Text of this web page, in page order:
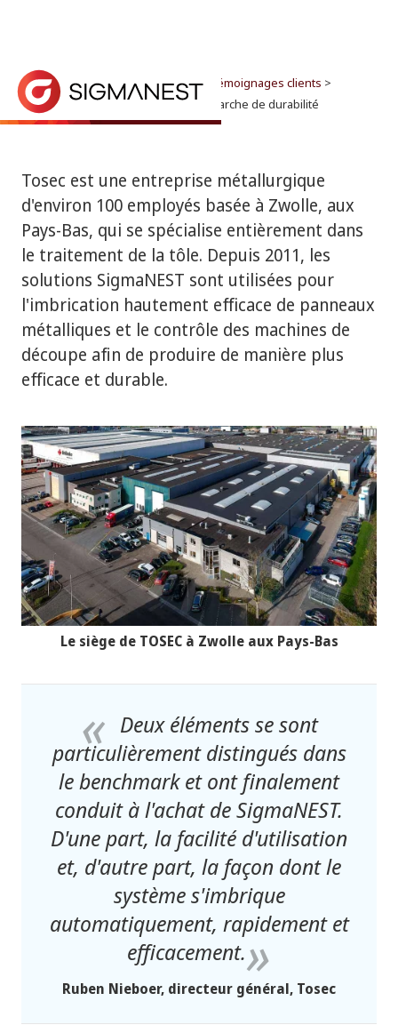
Accueil > Pourquoi SigmaNEST ? > Témoignages clients >
SigmaNEST aide Tosec dans sa démarche de durabilité
SigmaNEST aide Tosec dans sa démarche de
Tosec est une entreprise métallurgique
d'environ 100 employés basée à Zwolle, aux
Pays-Bas, qui se spécialise entièrement dans
le traitement de la tôle. Depuis 2011, les
solutions SigmaNEST sont utilisées pour
l'imbrication hautement efficace de panneaux
métalliques et le contrôle des machines de
découpe afin de produire de manière plus
efficace et durable.
Le siège de TOSEC à Zwolle aux Pays-Bas
Deux éléments se sont
particulièrement distingués dans
le benchmark et ont finalement
conduit à l'achat de SigmaNEST.
D'une part, la facilité d'utilisation
et, d'autre part, la façon dont le
système s'imbrique
automatiquement, rapidement et
efficacement.
Ruben Nieboer, directeur général, Tosec